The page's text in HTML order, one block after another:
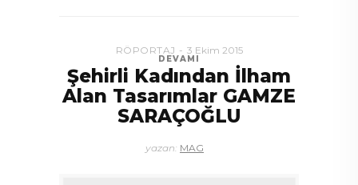
DEVAMI
RÖPORTAJ 3 Ekim 2015
Şehirli Kadından İlham
Alan Tasarımlar GAMZE
SARAÇOĞLU
yazan: MAG